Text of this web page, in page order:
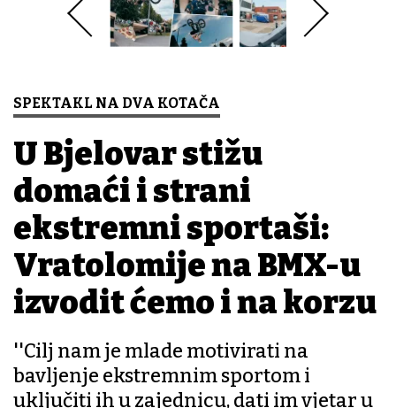
SPEKTAKL NA DVA KOTAČA
U Bjelovar stižu
domaći i strani
ekstremni sportaši:
Vratolomije na BMX-u
izvodit ćemo i na korzu
''Cilj nam je mlade motivirati na
bavljenje ekstremnim sportom i
uključiti ih u zajednicu, dati im vjetar u